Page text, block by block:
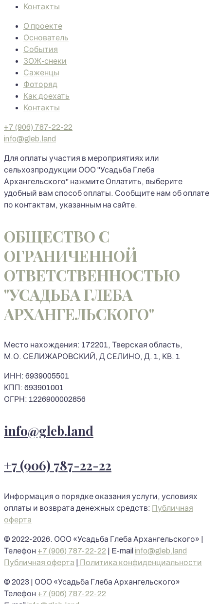
Контакты
О проекте
Основатель
События
ЗОЖ-снеки
Саженцы
Фоторяд
Как доехать
Контакты
+7 (906) 787-22-22
info@gleb.land
Для оплаты участия в мероприятиях или
сельхозпродукции ООО "Усадьба Глеба
Архангельского" нажмите Оплатить, выберите
удобный вам способ оплаты. Сообщите нам об оплате
по контактам, указанным на сайте.
ОБЩЕСТВО С
ОГРАНИЧЕННОЙ
ОТВЕТСТВЕННОСТЬЮ
"УСАДЬБА ГЛЕБА
АРХАНГЕЛЬСКОГО"
Место нахождения: 172201, Тверская область,
М.О. СЕЛИЖАРОВСКИЙ, Д СЕЛИНО, Д. 1, КВ. 1
ИНН: 6939005501
КПП: 693901001
ОГРН: 1226900002856
info@gleb.land
+7 (906) 787-22-22
Информация о порядке оказания услуги, условиях
оплаты и возврата денежных средств: Публичная
оферта
© 2022-2026. ООО «Усадьба Глеба Архангельского» |
Телефон +7 (906) 787-22-22 | E-mail info@gleb.land
Публичная оферта
Политика конфиденциальности
© 2023 | ООО «Усадьба Глеба Архангельского»
Телефон +7 (906) 787-22-22